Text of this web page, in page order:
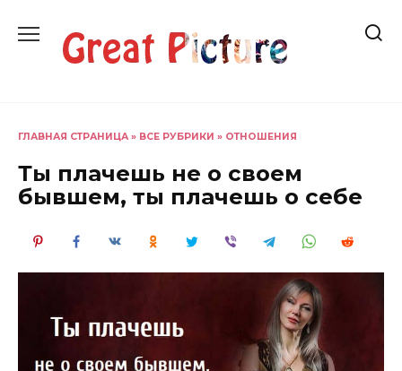
содержанию
ГЛАВНАЯ СТРАНИЦА » ВСЕ РУБРИКИ » ОТНОШЕНИЯ
Ты плачешь не о своем
бывшем, ты плачешь о себе